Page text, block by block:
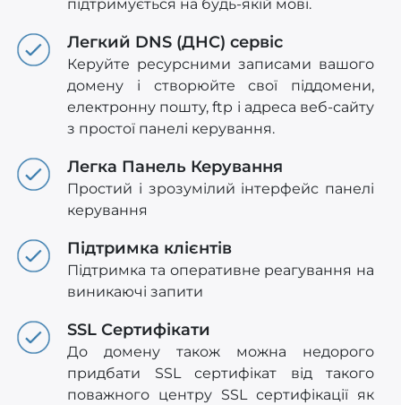
підтримується на будь-якій мові.
Легкий DNS (ДНС) сервіс
Керуйте ресурсними записами вашого
домену і створюйте свої піддомени,
електронну пошту, ftp і адреса веб-сайту
з простої панелі керування.
Легка Панель Керування
Простий і зрозумілий інтерфейс панелі
керування
Підтримка клієнтів
Підтримка та оперативне реагування на
виникаючі запити
SSL Сертифікати
До домену також можна недорого
придбати SSL сертифікат від такого
поважного центру SSL сертифікації як